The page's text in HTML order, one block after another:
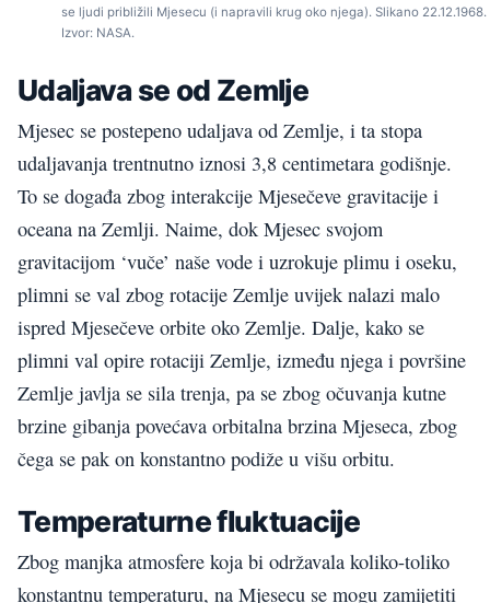
se ljudi približili Mjesecu (i napravili krug oko njega). Slikano 22.12.1968.
Izvor: NASA.
Udaljava se od Zemlje
Mjesec se postepeno udaljava od Zemlje, i ta stopa
udaljavanja trentnutno iznosi 3,8 centimetara godišnje.
To se događa zbog interakcije Mjesečeve gravitacije i
oceana na Zemlji. Naime, dok Mjesec svojom
gravitacijom ‘vuče’ naše vode i uzrokuje plimu i oseku,
plimni se val zbog rotacije Zemlje uvijek nalazi malo
ispred Mjesečeve orbite oko Zemlje. Dalje, kako se
plimni val opire rotaciji Zemlje, između njega i površine
Zemlje javlja se sila trenja, pa se zbog očuvanja kutne
brzine gibanja povećava orbitalna brzina Mjeseca, zbog
čega se pak on konstantno podiže u višu orbitu.
Temperaturne fluktuacije
Zbog manjka atmosfere koja bi održavala koliko-toliko
konstantnu temperaturu, na Mjesecu se mogu zamijetiti